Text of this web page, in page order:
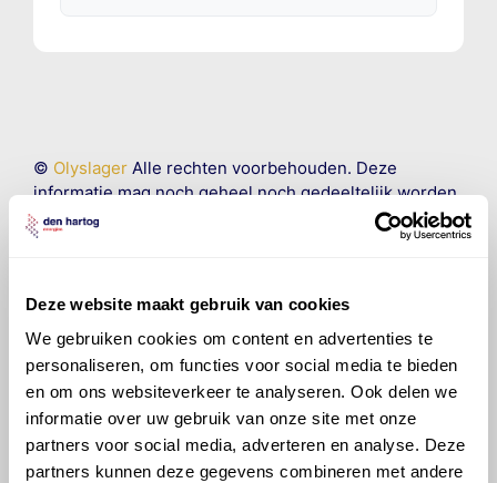
Deze website maakt gebruik van cookies
We gebruiken cookies om content en advertenties te
personaliseren, om functies voor social media te bieden
en om ons websiteverkeer te analyseren. Ook delen we
informatie over uw gebruik van onze site met onze
partners voor social media, adverteren en analyse. Deze
partners kunnen deze gegevens combineren met andere
© OlyslagerAlle rechten voorbehouden. Deze
informatie mag noch geheel noch gedeeltelijk worden
gereproduceerd, opgeslagen in een database of op
andere manieren worden overgedragen zonder
om ervoor te zorgen dat deze gegevens zo accuraat
en compleet mogelijk zijn, wordt geen
aansprakelijkheid aanvaard, anders dan waartoe een
wettelijke verplichting bestaat, voor schade of verlies
veroorzaakt door fouten of omissies in de verstrekte
informatie. Door deze olieaanbevelingsinformatie te
raadplegen en te gebruiken erkent de gebruiker dat